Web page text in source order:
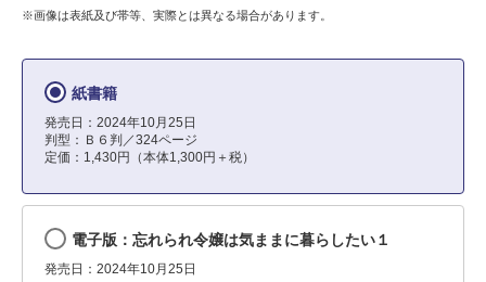
※画像は表紙及び帯等、実際とは異なる場合があります。
紙書籍
発売日：2024年10月25日
判型：Ｂ６判／324ページ
定価：1,430円（本体1,300円＋税）
電子版：忘れられ令嬢は気ままに暮らしたい１
発売日：2024年10月25日